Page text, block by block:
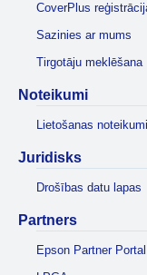
CoverPlus
Sazinies ar mums
Tirgotāju meklēšana
Noteikumi
Lietošanas noteikumi
Juridisks
Drošības datu lapas
Partners
Epson Partner Portal